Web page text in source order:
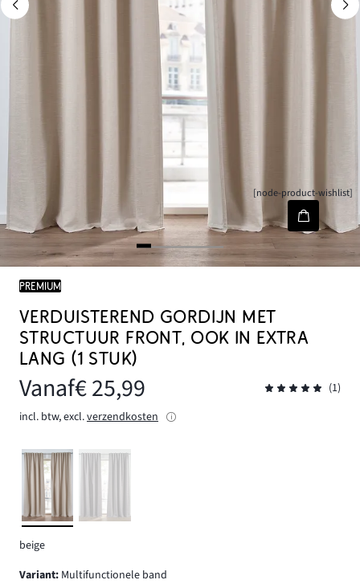
[node-product-wishlist]
PREMIUM
VERDUISTEREND GORDIJN MET
STRUCTUUR FRONT, OOK IN EXTRA
LANG (1 STUK)
Vanaf€ 25,99
(1)
incl. btw, excl.verzendkosten
beige
Variant: Multifunctionele band